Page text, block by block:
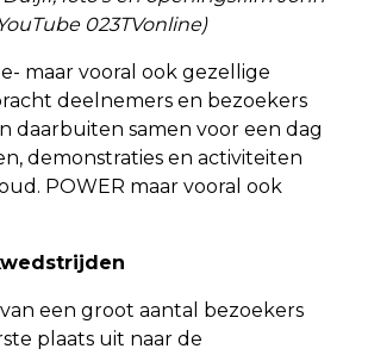
023TVonline)
maar vooral ook gezellige
deelnemers en bezoekers
daarbuiten samen voor een dag
demonstraties en activiteiten
POWER maar vooral ook
een groot aantal bezoekers
plaats uit naar de